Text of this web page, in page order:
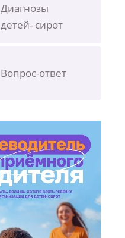
Диагнозы
детей- сирот
Вопрос-ответ